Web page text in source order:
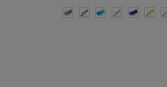
Morado
VerdeAzulVerdeAzul